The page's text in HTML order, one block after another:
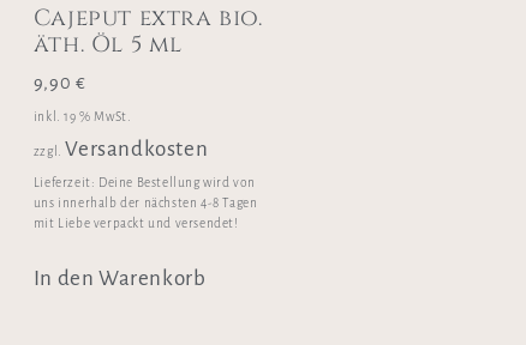
Cajeput extra bio.
äth. Öl 5 ml
9,90 €
inkl. 19 % MwSt.
zzgl. Versandkosten
Lieferzeit: Deine Bestellung wird von
uns innerhalb der nächsten 4-8 Tagen
mit Liebe verpackt und versendet!
In den Warenkorb